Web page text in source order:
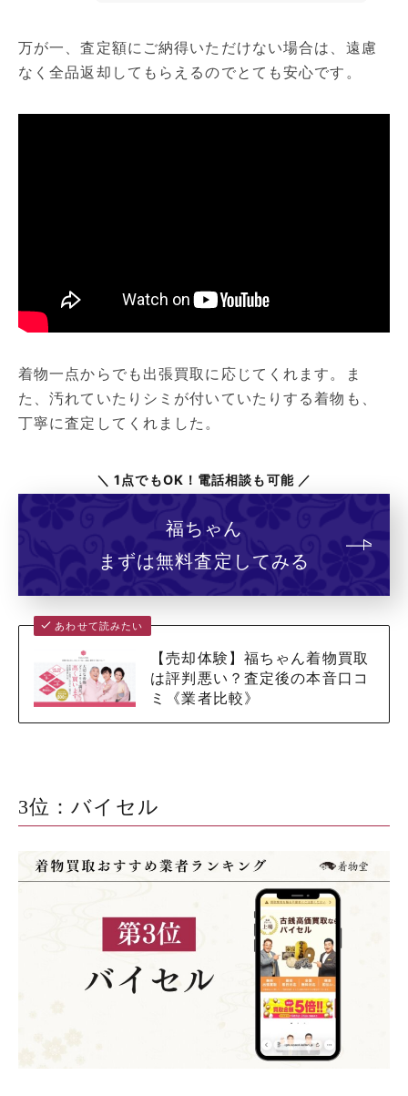
万が一、査定額にご納得いただけない場合は、遠慮
なく全品返却してもらえるのでとても安心です。
着物一点からでも出張買取に応じてくれます。ま
た、汚れていたりシミが付いていたりする着物も、
丁寧に査定してくれました。
＼ 1点でもOK！電話相談も可能 ／
福ちゃん
まずは無料査定してみる
あわせて読みたい
【売却体験】福ちゃん着物買取
は評判悪い？査定後の本音口コ
ミ《業者比較》
3位：バイセル